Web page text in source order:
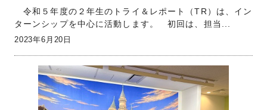
令和５年度の２年生のトライ＆レポート（TR）は、イン
ターンシップを中心に活動します。 初回は、担当...
2023年6月20日